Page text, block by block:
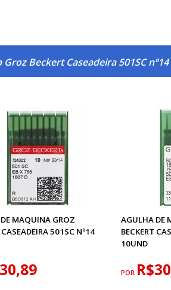
Beckert Caseadeira 501SC
MAQUINA GROZ
CASEADEIRA 501SC Nº14
AGULHA DE
BECKERT
10UND
POR